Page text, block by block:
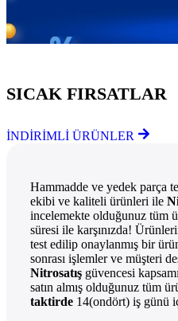
SICAK FIRSATLAR
İNDİRİMLİ ÜRÜNLER
Hammadde ve yedek parça
ekibi ve kaliteli ürünleri ile
incelemekte olduğunuz tüm
süresi ile karşınızda!
test edilip onaylanmış bir
sonrası işlemler ve müşteri
Nitrosatış güvencesi
satın almış olduğunuz tüm
taktirde 14(ondört) iş günü